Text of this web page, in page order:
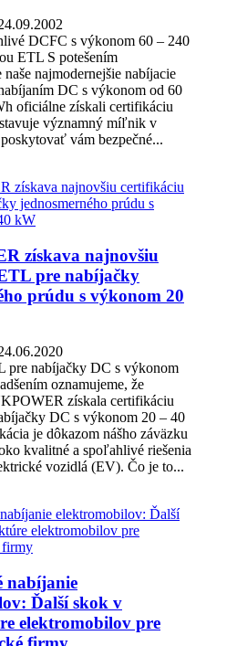
DCFC s výkonom 60 – 240
ETL S potešením
naše najmodernejšie nabíjacie
DC s výkonom od 60
oficiálne získali certifikáciu
významný míľnik v
vám bezpečné...
získava najnovšiu
pre nabíjačky
prúdu s výkonom 20
pre nabíjačky DC s výkonom
oznamujeme, že
získala certifikáciu
DC s výkonom 20 – 40
je dôkazom nášho záväzku
kvalitné a spoľahlivé riešenia
vozidlá (EV). Čo je to...
nabíjanie
Ďalší skok v
elektromobilov pre